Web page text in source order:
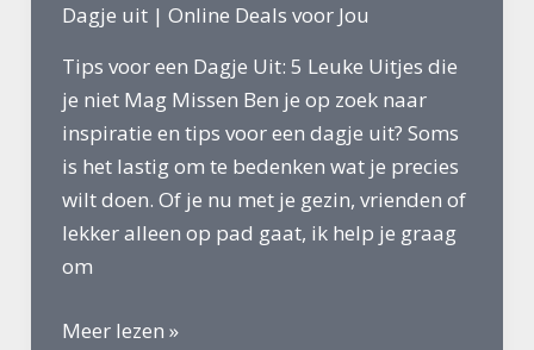
Dagje uit| Online Deals voor Jou
Tips voor een Dagje Uit: 5 Leuke Uitjes die
je niet Mag Missen Ben je op zoek naar
inspiratie en tips voor een dagje uit? Soms
is het lastig om te bedenken wat je precies
wilt doen. Of je nu met je gezin, vrienden of
lekker alleen op pad gaat, ik help je graag
om
Tips
Meer lezen »